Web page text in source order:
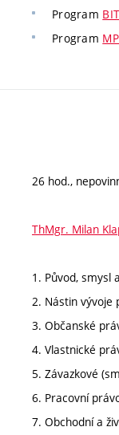
Program BIT
Program
26 hod.,
ThMgr. Milan
1. Původ, smysl
2. Nástin vývoje
3. Občanské
4. Vlastnické
5. Závazkové
6. Pracovní
7. Obchodní a